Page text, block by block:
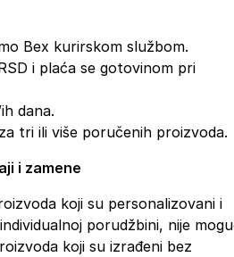
Bex kurirskom službom.
i plaća se gotovinom pri
dana.
tri ili više poručenih proizvoda.
i zamene
koji su personalizovani i
porudžbini, nije
koji su izrađeni bez